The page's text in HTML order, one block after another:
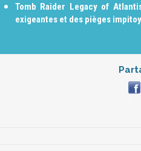
Tomb Raider Legacy of
exigeantes et des pièges